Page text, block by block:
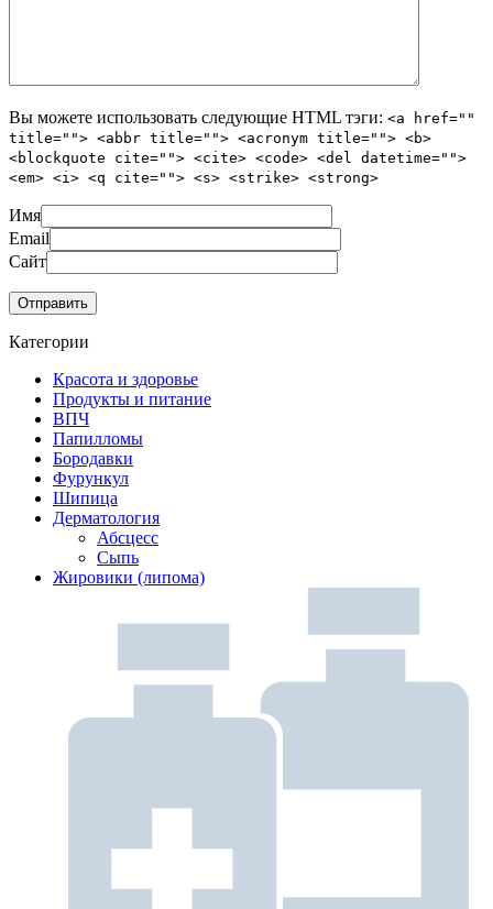
Вы можете использовать следующие HTML тэги: <a href=""
title=""> <abbr title=""> <acronym title=""> <b>
<blockquote cite=""> <cite> <code> <del datetime="">
<em> <i> <q cite=""> <s> <strike> <strong>
Имя
Email
Сайт
Категории
Красота и здоровье
Продукты и питание
ВПЧ
Папилломы
Бородавки
Фурункул
Шипица
Дерматология
Абсцесс
Сыпь
Жировики (липома)